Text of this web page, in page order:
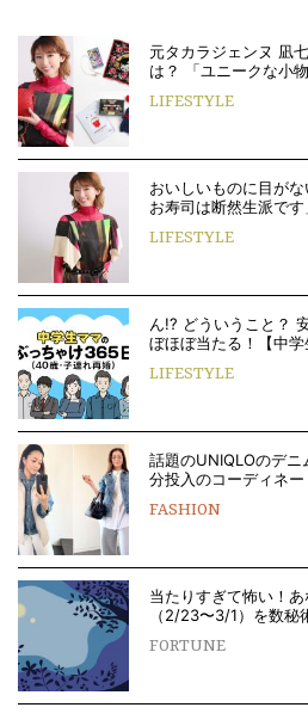
元タカラジェンヌ 凪
は？ 「ユニークな小
LIFESTYLE
おいしいものに目が
お寿司は断然生派で
LIFESTYLE
ん!? どういうこと？
ぼほぼ当たる！【中
LIFESTYLE
話題のUNIQLOのデ
分投入のコーディネー
FASHION
当たりすぎて怖い！
（2/23〜3/1）を数秘
FORTUNE